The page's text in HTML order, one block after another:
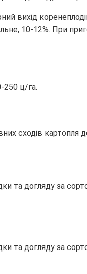
вихід
10-12%. При
250 ц/га.
сходів картопля